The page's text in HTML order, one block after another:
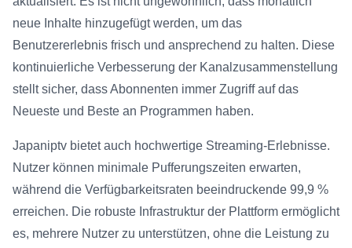
neue Inhalte hinzugefügt werden, um das
Benutzererlebnis frisch und ansprechend zu halten. Diese
kontinuierliche Verbesserung der Kanalzusammenstellung
stellt sicher, dass Abonnenten immer Zugriff auf das
Neueste und Beste an Programmen haben.
Japaniptv bietet auch hochwertige Streaming-Erlebnisse.
Nutzer können minimale Pufferungszeiten erwarten,
während die Verfügbarkeitsraten beeindruckende 99,9 %
erreichen. Die robuste Infrastruktur der Plattform ermöglicht
es, mehrere Nutzer zu unterstützen, ohne die Leistung zu